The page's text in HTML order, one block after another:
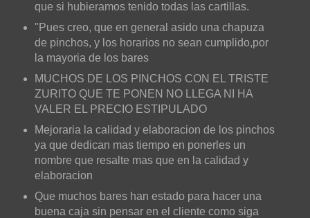
que si hubieramos tenido todas las cartillas.
"Pues creo, que en general asido una chapuza
de pinchos, y los horarios no sean cumplido,por
la mayoria de los bares
MUCHOS DE LOS PINCHOS CON EL TRISTE
ZURITO QUE TE PONEN NO LLEGA NI HA
VALER EL PRECIO ESTIPULADO
Mejoraria la calidad y elaboracion de los pinchos
ya que dedican mas tiempo en ponerles un
nombre que resalte mas que en la calidad y
elaboracion
Que muchos bares han estado para hacer una
buena caja sin pensar en el cliente como siga